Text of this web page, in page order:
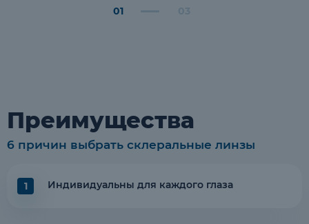
1
Преимущества
6 причин выбрать склеральные линзы
1 Индивидуальны для каждого глаза